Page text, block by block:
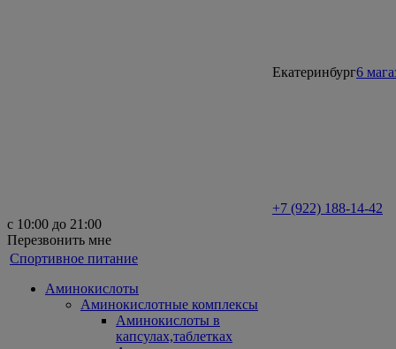
Екатеринбург6
+7 (922) 188-14-42
с 10:00 до 21:00
Перезвонить мне
Спортивное питание
Аминокислоты
Аминокислотные комплексы
Аминокислоты в
капсулах,таблетках